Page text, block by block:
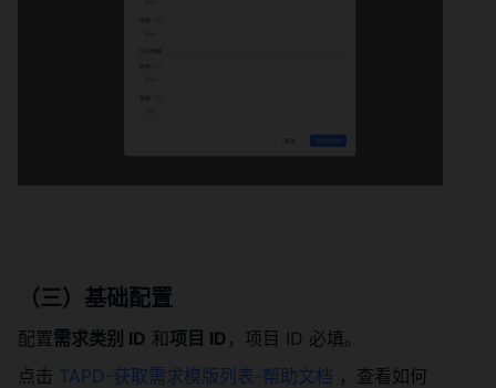
（三）基础配置
配置需求类别 ID 和项目 ID ，项目 ID 必填。
点击 TAPD-获取需求模版列表-帮助文档 ，查看如何